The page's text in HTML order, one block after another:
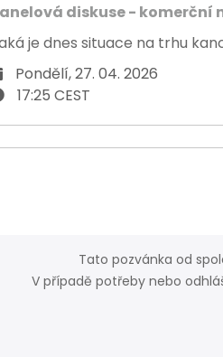
diskuse - komerční
je dnes situace na trhu
Pondělí, 27. 04. 2026
17:25 CEST
Tato pozvánka od
V případě potřeby nebo